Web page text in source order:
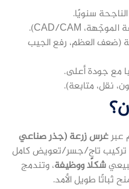
سنويًا.
(ضعف العظم، رفع الجيب
مع جودة أعلى.
نقل، متابعة).
عبرغرس زرعة (جذر صناعي
تركيب تاج/جسر/تعويض كامل
شكلًا ووظيفة، وتندمج